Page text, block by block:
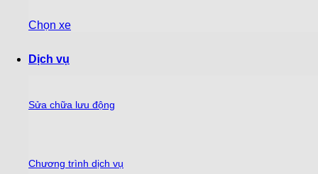
Chọn xe
Dịch vụ
Sửa chữa lưu động
Chương trình dịch vụ